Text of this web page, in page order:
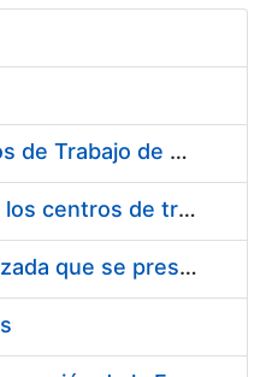
Suministro de Protectores Auditivos a medida para las personas trabajadoras de los Centros de Trabajo de Madrid y Burgos
Suministro de gafas graduadas antiproyecciones para los trabajadores de la FNMT-RCM en los centros de trabajo de Madrid y Burgos
Servicios de una empresa externa para el asesoramiento y resolución de los recursos de alzada que se presentan relacionados con procesos de selección para la FNMT-RCM